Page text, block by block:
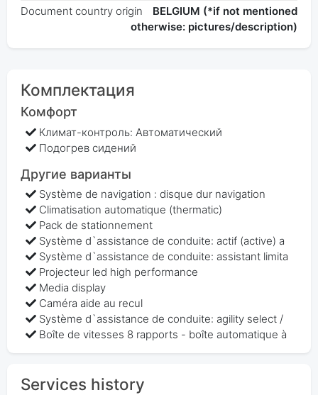
Document country origin
BELGIUM (*if not mentioned
otherwise: pictures/description)
Комплектация
Комфорт
Климат-контроль: Автоматический
Подогрев сидений
Другие варианты
Système de navigation : disque dur navigation
Climatisation automatique (thermatic)
Pack de stationnement
Système d`assistance de conduite: actif (active) a
Système d`assistance de conduite: assistant limita
Projecteur led high performance
Media display
Caméra aide au recul
Système d`assistance de conduite: agility select /
Boîte de vitesses 8 rapports - boîte automatique à
Services history